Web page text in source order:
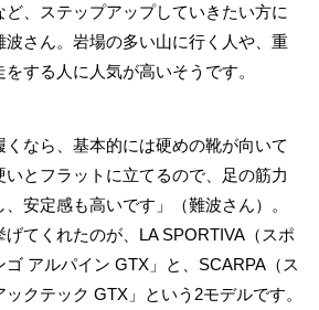
ど、ステップアップしていきたい方に
波さん。岩場の多い山に行く人や、重
する人に人気が高いそうです。
なら、基本的には硬めの靴が向いて
とフラットに立てるので、足の筋力
安定感も高いです」（難波さん）。
てくれたのが、LA SPORTIVA（スポ
ゴ アルパイン GTX」と、SCARPA（ス
クテック GTX」という2モデルです。